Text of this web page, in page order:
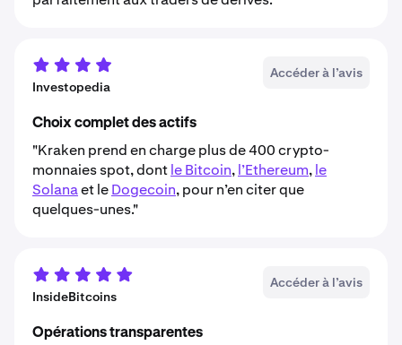
Investopedia
Accéder à l’avis
Choix complet des actifs
"Kraken prend en charge plus de 400 crypto-
monnaies spot, dontle Bitcoin,l’Ethereum,le
Solanaet leDogecoin, pour n’en citer que
quelques-unes."
InsideBitcoins
Accéder à l’avis
Opérations transparentes